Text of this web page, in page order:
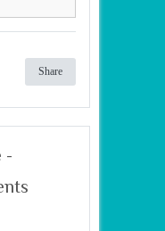
Share
-